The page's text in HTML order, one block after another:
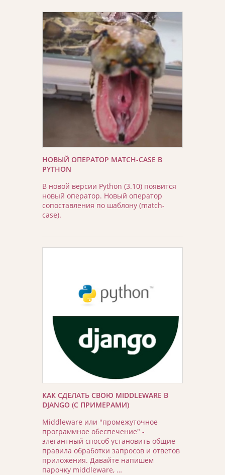
НОВЫЙ ОПЕРАТОР MATCH-CASE В
PYTHON
В новой версии Python (3.10) появится
новый оператор. Новый оператор
сопоставления по шаблону (match-
case).
КАК СДЕЛАТЬ СВОЮ MIDDLEWARE В
DJANGO (С ПРИМЕРАМИ)
Middleware или "промежуточное
программное обеспечение" -
элегантный способ установить общие
правила обработки запросов и ответов
приложения. Давайте напишем
парочку middleware, …